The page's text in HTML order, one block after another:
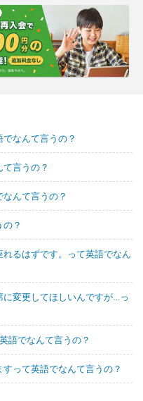
なんて言うの？
言うの？
んて言うの？
？
るはずです。って英語でなん
に変更してほしいんですが…っ
語でなんて言うの？
って英語でなんて言うの？